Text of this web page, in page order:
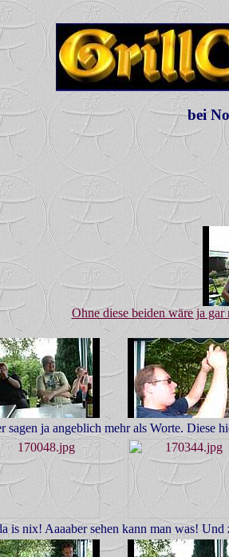
bei
Ohne diese beiden wäre ja
sagen ja angeblich mehr als Worte. Diese
is nix! Aaaaber sehen kann man was!